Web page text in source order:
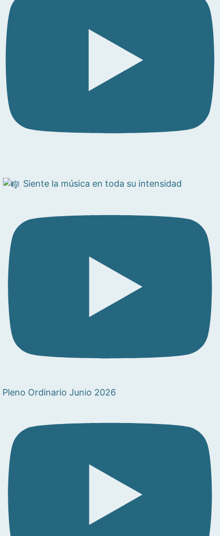
Siente la música en toda su intensidad
Pleno Ordinario Junio 2026